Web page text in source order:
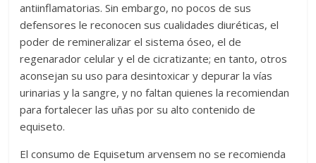
antiinflamatorias. Sin embargo, no pocos de sus
defensores le reconocen sus cualidades diuréticas, el
poder de remineralizar el sistema óseo, el de
regenarador celular y el de cicratizante; en tanto, otros
aconsejan su uso para desintoxicar y depurar la vías
urinarias y la sangre, y no faltan quienes la recomiendan
para fortalecer las uñas por su alto contenido de
equiseto.
El consumo de Equisetum arvensem no se recomienda